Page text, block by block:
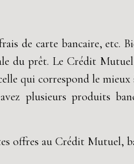
de carte bancaire, etc.
du prêt. Le Crédit
qui correspond le
plusieurs produits
offres au Crédit Mutuel,